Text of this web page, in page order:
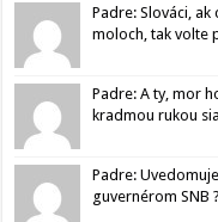
Padre: Slováci,
moloch, tak volte
Padre: A ty, mor
kradmou rukou
Padre:
guvernérom SNB